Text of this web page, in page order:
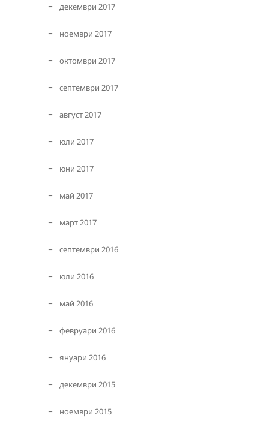
декември 2017
ноември 2017
октомври 2017
септември 2017
август 2017
юли 2017
юни 2017
май 2017
март 2017
септември 2016
юли 2016
май 2016
февруари 2016
януари 2016
декември 2015
ноември 2015